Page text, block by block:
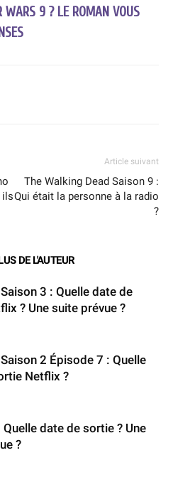
WARS 9 ? LE ROMAN VOUS
ils
Article suivant
The Walking Dead Saison 9 :
Qui était la personne à la radio
?
DE L'AUTEUR
3 : Quelle date de
? Une suite prévue ?
2 Épisode 7 : Quelle
Netflix ?
Quelle date de sortie ? Une
?